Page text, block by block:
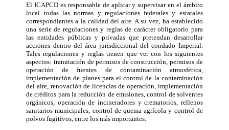
El ICAPCD es responsable de aplicar y supervisar en el ámbito
local todas las normas y regulaciones federales y estatales
correspondientes a la calidad del aire. A su vez, ha establecido
una serie de regulaciones y reglas de carácter obligatorio para
las entidades públicas y privadas que pretendan desarrollar
acciones dentro del área jurisdiccional del condado Imperial.
Tales regulaciones y reglas tienen que ver con los siguientes
aspectos: tramitación de permisos de construcción, permisos de
operación de fuentes de contaminación atmosférica,
implementación de planes para el control de la contaminación
del aire, renovación de licencias de operación, implementación
de créditos para la reducción de emisiones, control de solventes
orgánicos, operación de incineradores y crematorios, rellenos
sanitarios municipales, control de quema agrícola y control de
polvos fugitivos, entre los más importantes.